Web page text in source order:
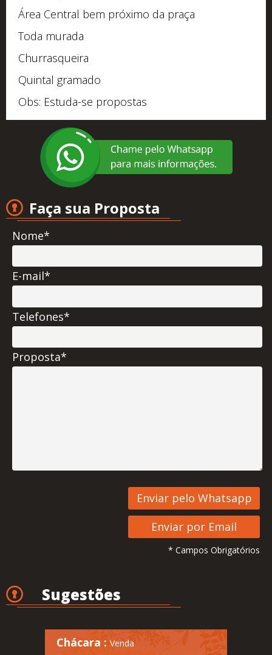
Área Central bem próximo da praça
Toda murada
Churrasqueira
Quintal gramado
Obs: Estuda-se propostas
Faça sua Proposta
Nome*
E-mail*
Telefones*
Proposta*
* Campos Obrigatórios
Sugestões
Chácara : Venda